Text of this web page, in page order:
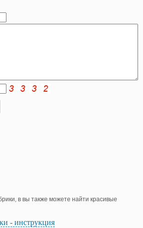
в вы также можете найти красивые
- инструкция